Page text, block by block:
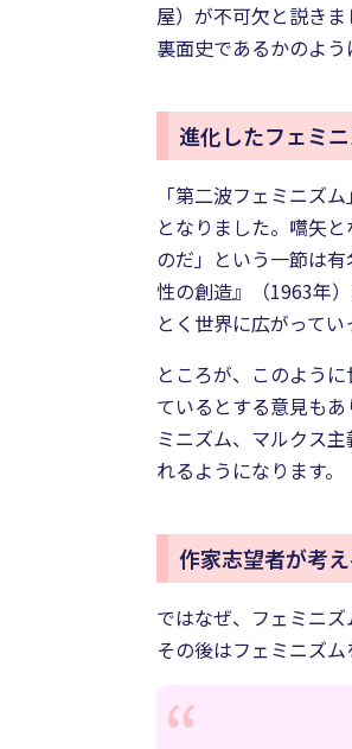
屋）が不可欠と説き
裏面史であるかのよ
進化したフェミ
「第二波フェミニズ
となりました。嚆矢
のだ」という一節は
性の創造』（1963年
とく世界に広がってい
ところが、このよう
ているとする意見も
ミニズム、マルクス
れるようになります。
作家志望者が考
ではなぜ、フェミニズ
その後はフェミニズ